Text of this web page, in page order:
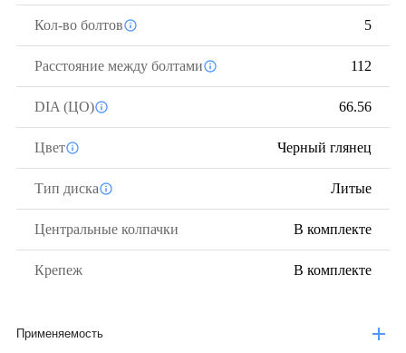
Кол-во болтов 5
Расстояние между болтами 112
DIA (ЦО) 66.56
Цвет Черный глянец
Тип диска Литые
Центральные колпачки В комплекте
Крепеж В комплекте
Применяемость